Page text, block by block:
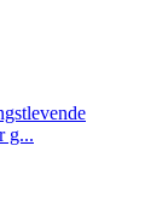
g...